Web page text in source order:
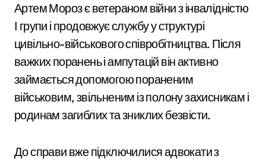
Артем Мороз є ветераном війни з інвалідністю
І групи і продовжує службу у структурі
цивільно-військового співробітництва. Після
важких поранень і ампутацій він активно
займається допомогою пораненим
військовим, звільненим із полону захисникам і
родинам загиблих та зниклих безвісти.
До справи вже підключилися адвокати з